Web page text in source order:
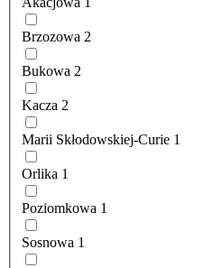
Brzozowa 2
Bukowa 2
Kacza 2
Marii Skłodowskiej-Curie 1
Orlika 1
Poziomkowa 1
Sosnowa 1